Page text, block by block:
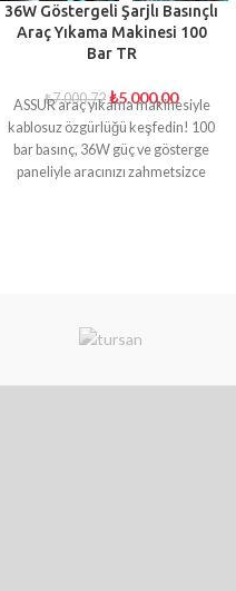
36W Göstergeli Şarjlı Basınçlı
Araç Yıkama Makinesi 100
Bar TR
₺7.000,72 ₺5.000,00
ASSUR araç yıkama makinesiyle
kablosuz özgürlüğü keşfedin! 100
bar basınç, 36W güç ve gösterge
paneliyle aracınızı zahmetsizce